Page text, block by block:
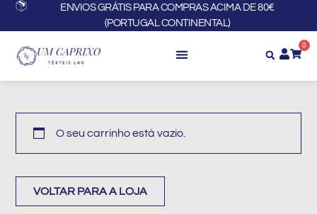
Skip
ENVIOS GRÁTIS PARA COMPRAS ACIMA DE 80€
(PORTUGAL CONTINENTAL)
0
O seu carrinho está vazio.
VOLTAR PARA A LOJA